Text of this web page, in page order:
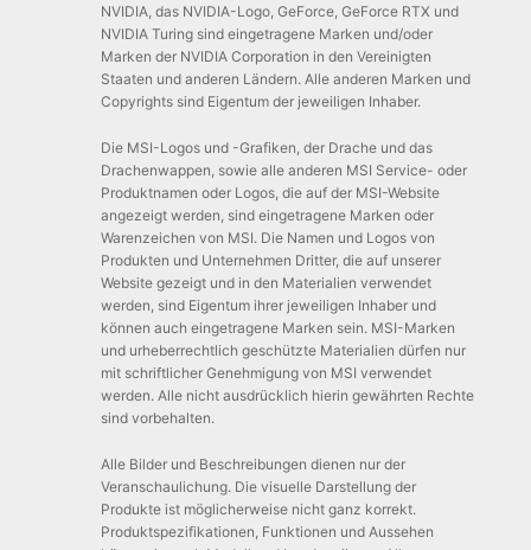
NVIDIA, das NVIDIA-Logo, GeForce, GeForce RTX und
NVIDIA Turing sind eingetragene Marken und/oder
Marken der NVIDIA Corporation in den Vereinigten
Staaten und anderen Ländern. Alle anderen Marken und
Copyrights sind Eigentum der jeweiligen Inhaber.
Die MSI-Logos und -Grafiken, der Drache und das
Drachenwappen, sowie alle anderen MSI Service- oder
Produktnamen oder Logos, die auf der MSI-Website
angezeigt werden, sind eingetragene Marken oder
Warenzeichen von MSI. Die Namen und Logos von
Produkten und Unternehmen Dritter, die auf unserer
Website gezeigt und in den Materialien verwendet
werden, sind Eigentum ihrer jeweiligen Inhaber und
können auch eingetragene Marken sein. MSI-Marken
und urheberrechtlich geschützte Materialien dürfen nur
mit schriftlicher Genehmigung von MSI verwendet
werden. Alle nicht ausdrücklich hierin gewährten Rechte
sind vorbehalten.
Alle Bilder und Beschreibungen dienen nur der
Veranschaulichung. Die visuelle Darstellung der
Produkte ist möglicherweise nicht ganz korrekt.
Produktspezifikationen, Funktionen und Aussehen